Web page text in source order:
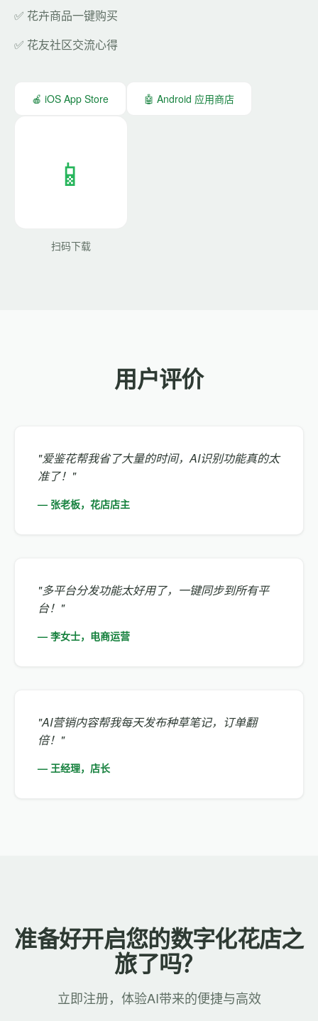
✅ 花卉商品一键购买
✅ 花友社区交流心得
🍎 iOS App Store 🤖 Android 应用商店
📱
扫码下载
用户评价
"爱鉴花帮我省了大量的时间，AI识别功能真的太
准了！"
— 张老板，花店店主
"多平台分发功能太好用了，一键同步到所有平
台！"
— 李女士，电商运营
"AI营销内容帮我每天发布种草笔记，订单翻
倍！"
— 王经理，店长
准备好开启您的数字化花店之
旅了吗？
立即注册，体验AI带来的便捷与高效